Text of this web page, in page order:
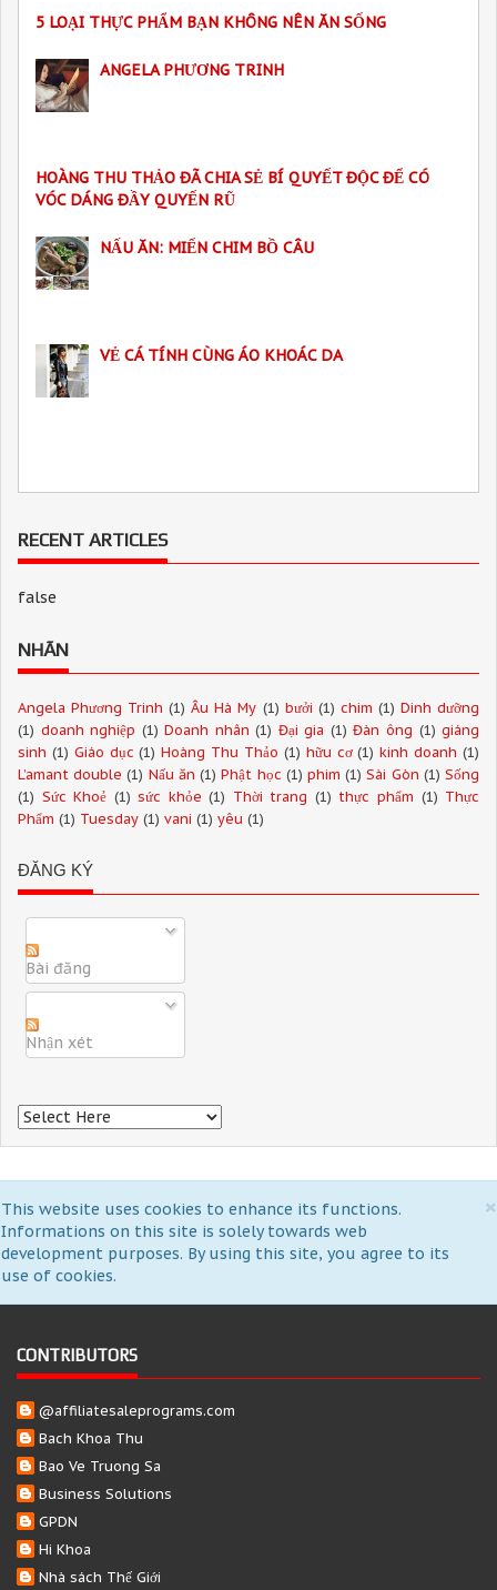
5 LOẠI THỰC PHẨM BẠN KHÔNG NÊN ĂN SỐNG
ANGELA PHƯƠNG TRINH
HOÀNG THU THẢO ĐÃ CHIA SẺ BÍ QUYẾT ĐỘC ĐỂ CÓ
VÓC DÁNG ĐẦY QUYẾN RŨ
NẤU ĂN: MIẾN CHIM BỒ CÂU
VẺ CÁ TÍNH CÙNG ÁO KHOÁC DA
RECENT ARTICLES
false
NHÃN
Angela Phương Trinh (1) Âu Hà My (1) bưởi (1) chim (1) Dinh dưỡng
(1) doanh nghiệp (1) Doanh nhân (1) Đại gia (1) Đàn ông (1) giáng
sinh (1) Giáo dục (1) Hoàng Thu Thảo (1) hữu cơ (1) kinh doanh (1)
L’amant double (1) Nấu ăn (1) Phật học (1) phim (1) Sài Gòn (1) Sống
(1) Sức Khoẻ (1) sức khỏe (1) Thời trang (1) thực phẩm (1) Thực
Phẩm (1) Tuesday (1) vani (1) yêu (1)
ĐĂNG KÝ
Bài đăng
Nhận xét
×
This website uses cookies to enhance its functions.
Informations on this site is solely towards web
development purposes. By using this site, you agree to its
use of cookies.
CONTRIBUTORS
@affiliatesaleprograms.com
Bach Khoa Thu
Bao Ve Truong Sa
Business Solutions
GPDN
Hi Khoa
Nhà sách Thế Giới